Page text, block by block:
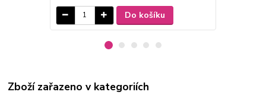
Do košíku
Zboží zařazeno v kategoriích